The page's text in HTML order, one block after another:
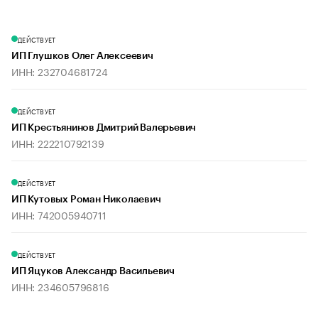
ДЕЙСТВУЕТ
ИП Глушков Олег Алексеевич
ИНН: 232704681724
ДЕЙСТВУЕТ
ИП Крестьянинов Дмитрий Валерьевич
ИНН: 222210792139
ДЕЙСТВУЕТ
ИП Кутовых Роман Николаевич
ИНН: 742005940711
ДЕЙСТВУЕТ
ИП Яцуков Александр Васильевич
ИНН: 234605796816